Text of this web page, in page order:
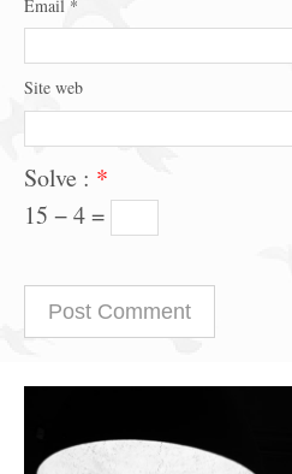
Email *
Site web
Solve : *
15 − 4 =